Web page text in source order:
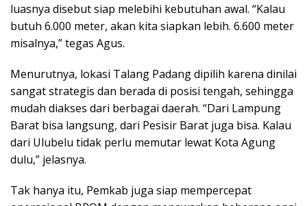
luasnya disebut siap melebihi kebutuhan awal. “Kalau
butuh 6.000 meter, akan kita siapkan lebih. 6.600 meter
misalnya,” tegas Agus.
Menurutnya, lokasi Talang Padang dipilih karena dinilai
sangat strategis dan berada di posisi tengah, sehingga
mudah diakses dari berbagai daerah. “Dari Lampung
Barat bisa langsung, dari Pesisir Barat juga bisa. Kalau
dari Ulubelu tidak perlu memutar lewat Kota Agung
dulu,” jelasnya.
Tak hanya itu, Pemkab juga siap mempercepat